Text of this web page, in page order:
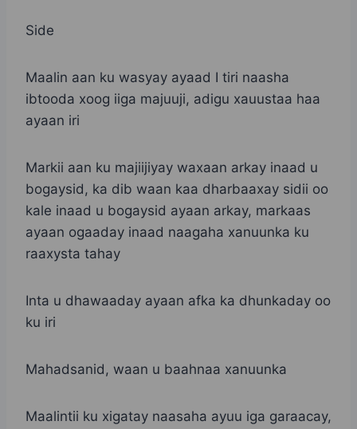
Side
Maalin aan ku wasyay ayaad I tiri naasha
ibtooda xoog iiga majuuji, adigu xauustaa haa
ayaan iri
Markii aan ku majiijiyay waxaan arkay inaad u
bogaysid, ka dib waan kaa dharbaaxay sidii oo
kale inaad u bogaysid ayaan arkay, markaas
ayaan ogaaday inaad naagaha xanuunka ku
raaxysta tahay
Inta u dhawaaday ayaan afka ka dhunkaday oo
ku iri
Mahadsanid, waan u baahnaa xanuunka
Maalintii ku xigatay naasaha ayuu iga garaacay,